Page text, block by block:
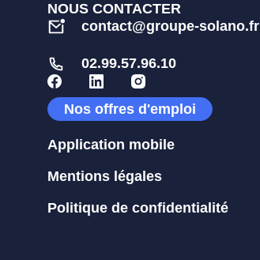
NOUS CONTACTER
contact@groupe-solano.fr
02.99.57.96.10
Nos offres d'emploi
Application mobile
Mentions légales
Politique de confidentialité